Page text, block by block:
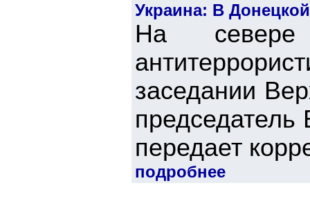
Украина: В
На севере
заседании
передает
подробнее